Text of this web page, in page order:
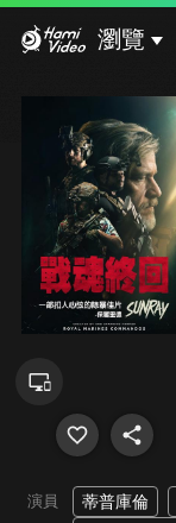
瀏覽
演員 蒂普庫倫